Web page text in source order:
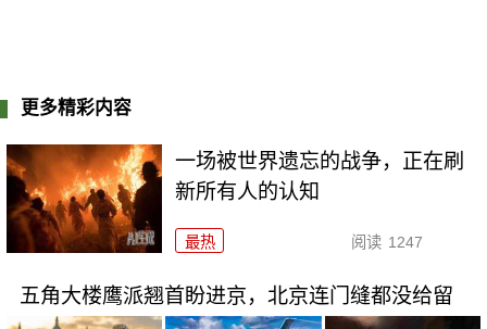
更多精彩内容
一场被世界遗忘的战争，正在刷
新所有人的认知
最热 阅读 1247
五角大楼鹰派翘首盼进京，北京连门缝都没给留